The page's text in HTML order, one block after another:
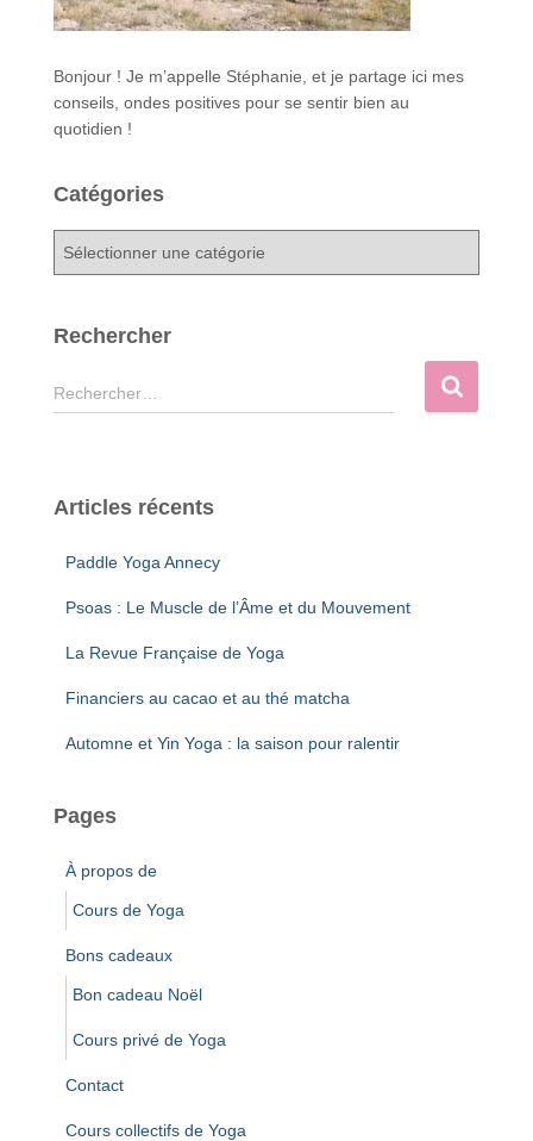
Bonjour ! Je m’appelle Stéphanie, et je partage ici mes
conseils, ondes positives pour se sentir bien au
quotidien !
Catégories
g
r
Rechercher
R
e
r
Rechercher…
Articles récents
Paddle Yoga Annecy
Psoas : Le Muscle de l’Âme et du Mouvement
La Revue Française de Yoga
Financiers au cacao et au thé matcha
Automne et Yin Yoga : la saison pour ralentir
Pages
À propos de
Cours de Yoga
Bons cadeaux
Bon cadeau Noël
Cours privé de Yoga
Contact
Cours collectifs de Yoga